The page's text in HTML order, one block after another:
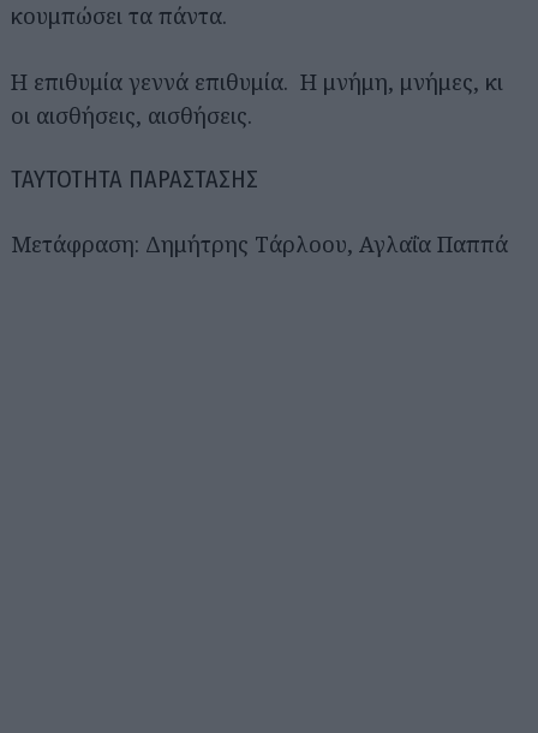
κουμπώσει τα πάντα.
Η επιθυμία γεννά επιθυμία. Η μνήμη, μνήμες, κι
οι αισθήσεις, αισθήσεις.
ΤΑΥΤΟΤΗΤΑ ΠΑΡΑΣΤΑΣΗΣ
Μετάφραση: Δημήτρης Τάρλοου, Αγλαΐα Παππά